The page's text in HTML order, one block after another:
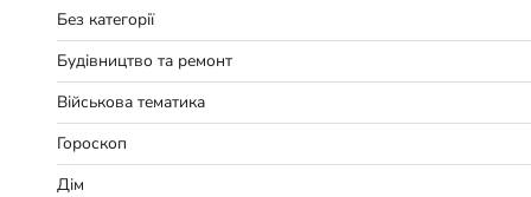
Без категорії
Будівництво та ремонт
Військова тематика
Гороскоп
Дім